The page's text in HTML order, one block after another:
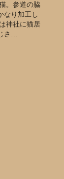
。参道の脇
なり加工し
神社に猫居
さ…